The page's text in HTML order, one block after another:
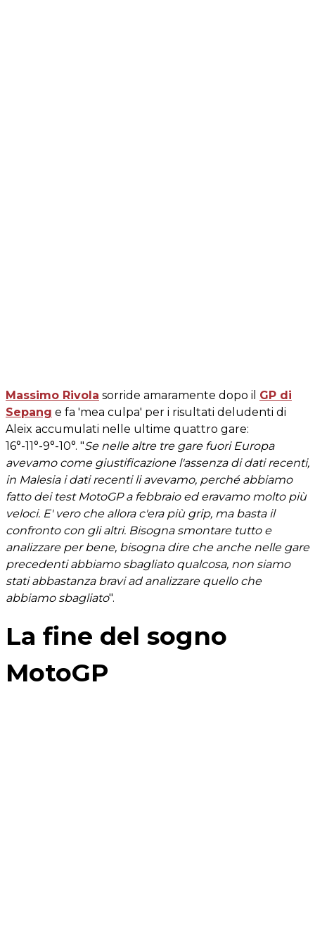
Massimo Rivola sorride amaramente dopo il GP di
Sepang e fa 'mea culpa' per i risultati deludenti di
Aleix accumulati nelle ultime quattro gare:
16°-11°-9°-10°. "Se nelle altre tre gare fuori Europa
avevamo come giustificazione l'assenza di dati recenti,
in Malesia i dati recenti li avevamo, perché abbiamo
fatto dei test MotoGP a febbraio ed eravamo molto più
veloci. E' vero che allora c'era più grip, ma basta il
confronto con gli altri. Bisogna smontare tutto e
analizzare per bene, bisogna dire che anche nelle gare
precedenti abbiamo sbagliato qualcosa, non siamo
stati abbastanza bravi ad analizzare quello che
abbiamo sbagliato".
La fine del sogno
MotoGP